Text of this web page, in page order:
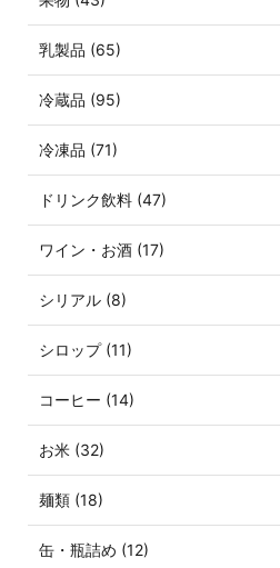
乳製品 (65)
冷蔵品 (95)
冷凍品 (71)
ドリンク飲料 (47)
ワイン・お酒 (17)
シリアル (8)
シロップ (11)
コーヒー (14)
お米 (32)
麺類 (18)
缶・瓶詰め (12)